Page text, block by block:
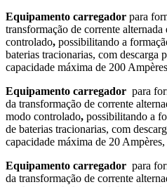
Equipamento carregador para
transformação de corrente
controlado, possibilitando a
baterias tracionarias, com descarga
capacidade máxima de 200
Equipamento carregador para
da transformação de corrente
modo controlado, possibilitando a
de baterias tracionarias, com
capacidade máxima de 20
Equipamento carregador para
da transformação de corrente